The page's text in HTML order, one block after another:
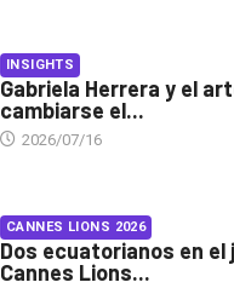
INSIGHTS
Gabriela Herrera y el
cambiarse el...
2026/07/16
CANNES LIONS 2026
Dos ecuatorianos en el
Cannes Lions...